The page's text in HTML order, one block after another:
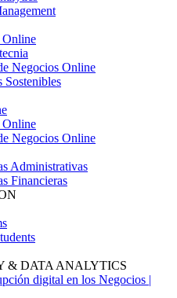
Online
Negocios Online
Sostenibles
Online
Negocios Online
Administrativas
Financieras
& DATA ANALYTICS
digital en los Negocios |